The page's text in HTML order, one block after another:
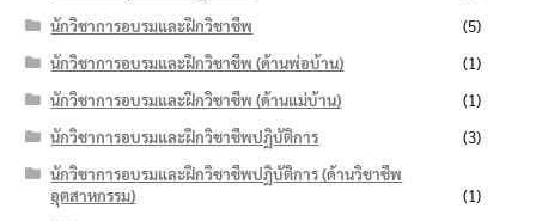
นักวิชาการอบรมและฝึกวิชาชีพ
(5)
นักวิชาการอบรมและฝึกวิชาชีพ (ด้านพ่อบ้าน)
(1)
นักวิชาการอบรมและฝึกวิชาชีพ (ด้านแม่บ้าน)
(1)
นักวิชาการอบรมและฝึกวิชาชีพปฏิบัติการ
(3)
นักวิชาการอบรมและฝึกวิชาชีพปฏิบัติการ (ด้านวิชาชีพ
อุตสาหกรรม)
(1)